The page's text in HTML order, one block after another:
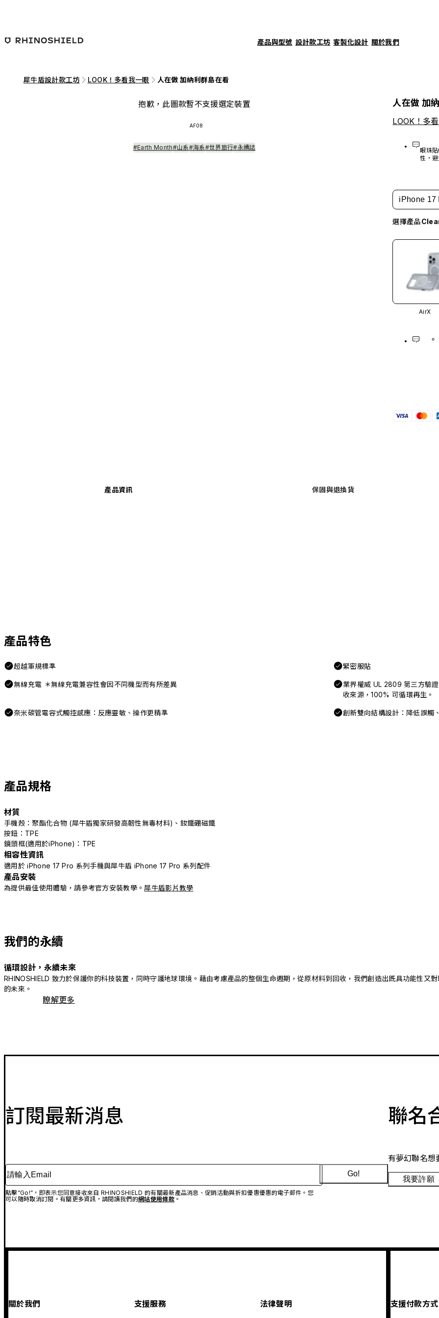
產品與型號 設計款工坊 客製化設計 關於我們
犀牛盾設計款工坊 LOOK！多看我一眼 人在做 加納利群島在看
抱歉，此圖款暫不支援選定裝置
AF08
#Earth Month#山系#海系#世界旅行#永續誌
人在做 加
LOOK！多
眼珠
性，
iPhone 17
選擇產品
AirX
產品資訊 保固與退換貨
產品特色
超越軍規標準 緊密服貼
無線充電 ＊無線充電兼容性會因不同機型而有所差異
業界權威 UL 2809 第三方驗
收來源，100% 可循環再生。
奈米碳管電容式觸控感應：反應靈敏、操作更精準 創新雙向結構設計：降低誤觸
產品規格
材質
手機殼：聚酯化合物 (犀牛盾獨家研發高韌性無毒材料)、釹鐵硼磁鐵
按鈕：TPE
鏡頭框(適用於iPhone)：TPE
相容性資訊
適用於 iPhone 17 Pro 系列手機與犀牛盾 iPhone 17 Pro 系列配件
產品安裝
為提供最佳使用體驗，請參考官方安裝教學。 犀牛盾影片教學
我們的永續
循環設計，永續未來
RHINOSHIELD 致力於保護你的科技裝置，同時守護地球環境。藉由考慮產品的整個生命週期，從原材料到回收，我們創造出既具功能性又
的未來。
瞭解更多
訂閱最新消息
請輸入Email
點擊“Go!”，即表示您同意接收來自 RHINOSHIELD 的有關最新產品消息、促銷活動與折扣優惠優惠的電子郵件。您
可以隨時取消訂閱。有關更多資訊，請閱讀我們的網站使用條款。
Go!
聯名
有夢幻聯名
我要許願
關於我們 支援服務 法律聲明 支援付款方式